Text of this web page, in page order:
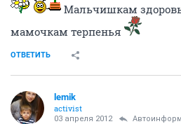
Мальчишкам
мамочкам терпенья
ОТВЕТИТЬ
lemik
activist
03 апреля 2012